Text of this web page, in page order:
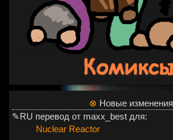
⊗ Новые изменения
✎RU перевод от maxx_best для:
Nuclear Reactor